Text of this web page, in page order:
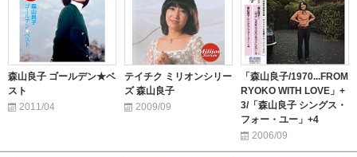
森山良子 ゴールデン★ベ
スト
2011/04
テイチク ミリオンシリー
ズ 森山良子
2009/09
「森山良子/1970...FROM
RYOKO WITH LOVE」+
3/「森山良子 シングス・
フォー・ユー」+4
2006/09